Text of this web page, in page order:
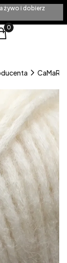
żywo i dobierz
w
Koszyk